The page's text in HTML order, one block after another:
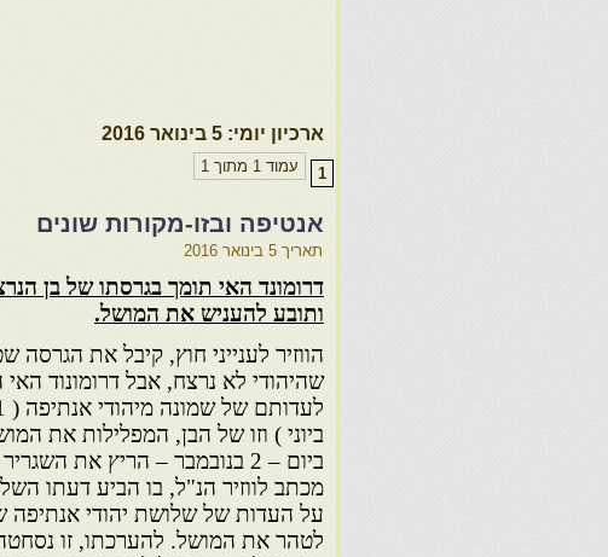
ארכיון יומי: 5 בינואר 2016
עמוד 1 מתוך 1 1
אנטיפה ובזו-מקורות שונים
תאריך 5 בינואר 2016
דרומונד האי תומך בגרסתו של בן
ותובע להעניש את המושל.
הווזיר לענייני חוץ, קיבל את הגרסה
שהיהודי לא נרצח, אבל דרומונוד האי
ביוני ) וזו של הבן, המפלילות את
ביום – 2 בנובמבר – הריץ את השגריר
מכתב לווזיר הנ"ל, בו הביע דעתו
על העדות של שלושת יהודי אנתיפה
לטהר את המושל. להערכתו, זו